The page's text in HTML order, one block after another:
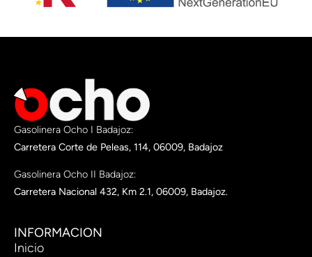
Gasolinera Ocho I Badajoz:
Carretera Corte de Peleas, 114, 06009, Badajoz
Gasolinera Ocho II Badajoz:
Carretera Nacional 432, Km 2.1, 06009, Badajoz.
INFORMACION
Inicio